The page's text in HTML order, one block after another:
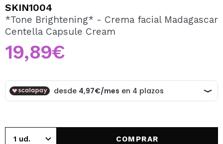
Al crear una cuenta en Maquillalia.com podrás realizar
tus compras rápidamente, revisar el estado de tus
SKIN1004
*Tone Brightening* - Crema facial Madagascar
Centella Capsule Cream
19,89€
COMPRAR